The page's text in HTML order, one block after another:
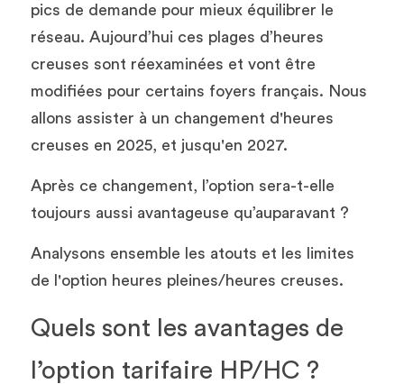
pics de demande pour mieux équilibrer le
réseau. Aujourd’hui ces plages d’heures
creuses sont réexaminées et vont être
modifiées pour certains foyers français. Nous
allons assister à un changement d'heures
creuses en 2025, et jusqu'en 2027.
Après ce changement, l’option sera-t-elle
toujours aussi avantageuse qu’auparavant ?
Analysons ensemble les atouts et les limites
de l'option heures pleines/heures creuses.
Quels sont les avantages de
l’option tarifaire HP/HC ?